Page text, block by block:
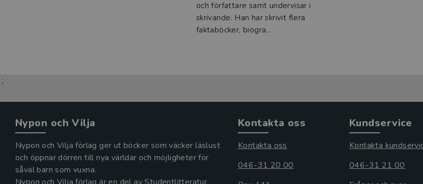
och författare samt undervisar i
skrivande. Han har skrivit flera
faktaböcker, biogra...
;
Nypon och Vilja
Nypon och Vilja förlag ger ut böcker som väcker läslust
och öppnar dörren till nya världar och möjligheter för
såväl barn som vuxna.
Kontakta oss
Kontakta oss
046-31 20 00
Kundservice
Kontakta
046-31 21 00